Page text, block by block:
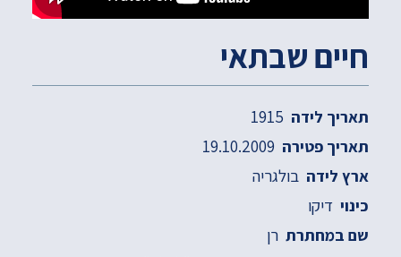
חיים שבתאי
תאריך לידה
תאריך פטירה
ארץ לידה בולגריה
כינוי דיקו
שם במחתרת רן